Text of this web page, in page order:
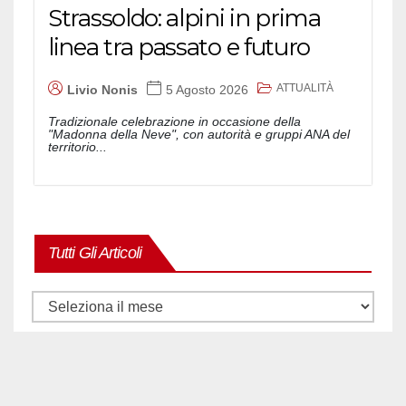
Strassoldo: alpini in prima
linea tra passato e futuro
Livio Nonis 5 Agosto 2026 ATTUALITÀ
Tradizionale celebrazione in occasione della
"Madonna della Neve", con autorità e gruppi ANA del
territorio...
Tutti Gli Articoli
Tutti